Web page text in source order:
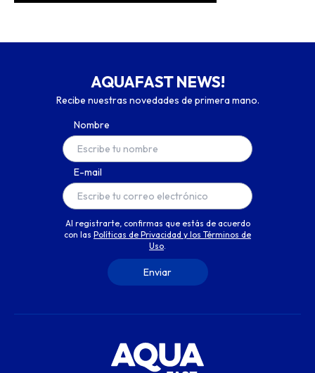
AQUAFAST NEWS!
Recibe nuestras novedades de primera mano.
Nombre
E-mail
Al registrarte, confirmas que estás de acuerdo
con las Políticas de Privacidad y los Términos de
Uso.